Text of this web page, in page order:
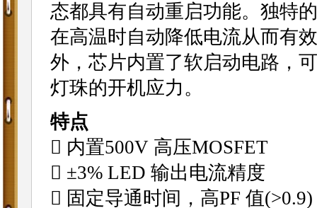
态都具有自动重启功能。独特
在高温时自动降低电流从而有
外，芯片内置了软启动电路，
灯珠的开机应力。
特点
 内置500V 高压MOSFET
 ±3% LED 输出电流精度
 固定导通时间，高PF 值(>0.9)